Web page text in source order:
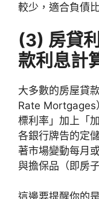
較少，適合負債
(3) 房貸
款利息計
大多數的房屋貸
Rate Mortgages
標利率」加上「
各銀行牌告的定
著市場變動每月
與擔保品（即房
這邊要提醒你的